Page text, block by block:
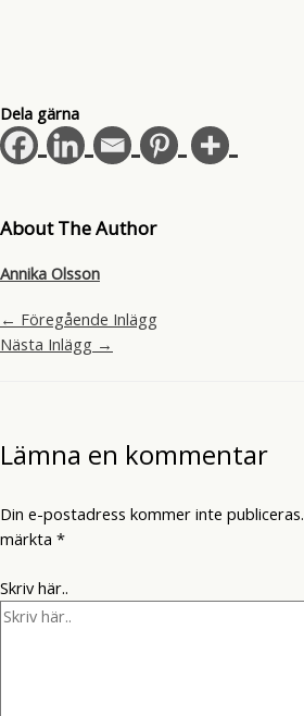
Dela gärna
About The Author
Annika Olsson
← Föregående Inlägg
Nästa Inlägg →
Lämna en kommentar
Din e-postadress kommer inte publiceras.
märkta *
Skriv här..